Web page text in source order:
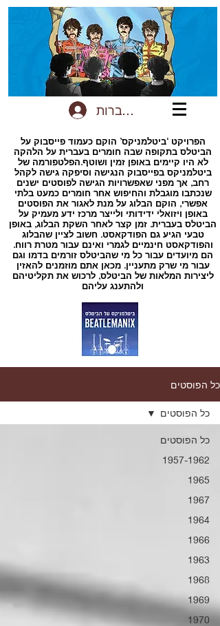
להתחברות
הפרויקט ‘ביטלמניקס’ הוקם כעמוד פייסבוק על
הביטלס בתקופה שבה חומרים בעברית על הלהקה
לא היו קיימים באופן זמין ושוטף.הפלטפורמה של
ביטלמניקס בפייסבוק הנגישה וסיפקה גישה לקהל
רחב, אך מפני שאפשרויות הגישה לפוסטים ישנים
שנכתבו מוגבלת והחיפוש אחר חומרים כמעט בלתי
אפשרי, הוקם הבלוג על מנת לאגור את הפוסטים
באופן ויזואלי ידידותי ולייצר מרכז ידע מעמיק על
הביטלס בעברית. זמן קצר לאחר השקת הבלוג, באופן
טבעי הגיע גם הפודקאסט. חשוב לציין שהבלוג
והפודקאסט חינמיים לגמרי ואינם עבור מטרת רווח.
הם מיועדים עבור כל מי שהביטלס זורמים בדמו וגם
עבור מי שרק מתעניין. מכאן אתם מוזמנים להאזין
ליצירות המלאות של הביטלס, לרכוש את תקליטיהם
ולהתענג עליהם
כל הפוסטים
כל הפוסטים
1957-1962
1965
1967
1964
1966
1963
1968
1969
1970
כל הפוסטים